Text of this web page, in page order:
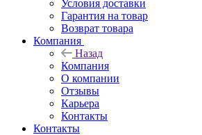
Условия доставки
Гарантия на товар
Возврат товара
Компания
Назад
Компания
О компании
Отзывы
Карьера
Контакты
Контакты